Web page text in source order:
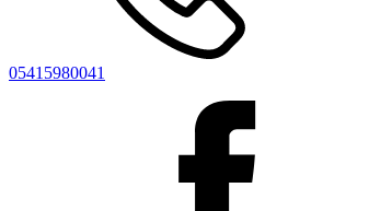
05415980041